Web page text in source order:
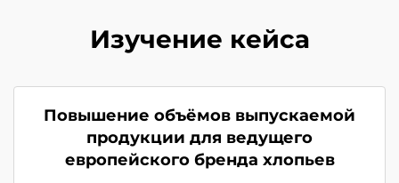
Изучение кейса
Повышение объёмов выпускаемой
продукции для ведущего
европейского бренда хлопьев